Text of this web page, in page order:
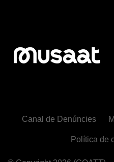
Canal de Denúncies
Política de